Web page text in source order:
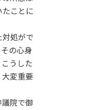
ことに
処がで
の心身
うした
変重要
院で御